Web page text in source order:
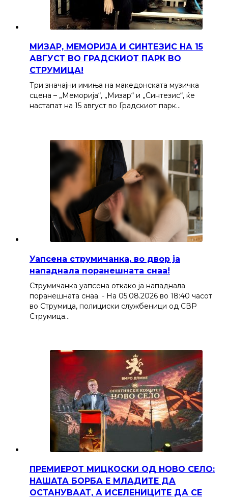
МИЗАР, МЕМОРИЈА И СИНТЕЗИС НА 15
АВГУСТ ВО ГРАДСКИОТ ПАРК ВО
СТРУМИЦА!
Три значајни имиња на македонската музичка
сцена – „Меморија“, „Мизар“ и „Синтезис“, ќе
настапат на 15 август во Градскиот парк…
Уапсена струмичанка, во двор ја
нападнала поранешната снаа!
Струмичанка уапсена откако ја нападнала
поранешната снаа. - На 05.08.2026 во 18:40 часот
во Струмица, полициски службеници од СВР
Струмица…
ПРЕМИЕРОТ МИЦКОСКИ ОД НОВО СЕЛО:
НАШАТА БОРБА Е МЛАДИТЕ ДА
ОСТАНУВААТ, А ИСЕЛЕНИЦИТЕ ДА СЕ